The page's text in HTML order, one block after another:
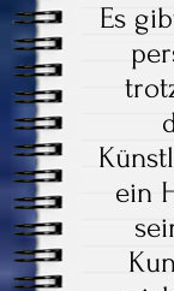
Es
ein